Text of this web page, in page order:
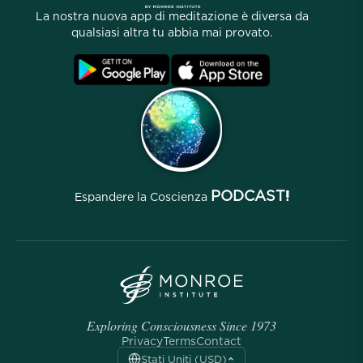
Programma di Affiliazione
La nostra nuova app di meditazione è diversa da
qualsiasi altra tu abbia mai provato.
Espandere la Coscienza PODCAST!
Exploring Consciousness Since 1973
PrivacyTermsContact
Stati Uniti (USD)